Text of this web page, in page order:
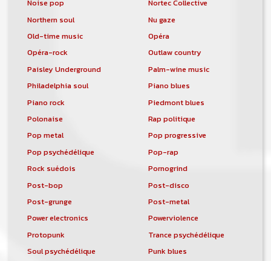
Noise pop
Nortec Collective
Northern soul
Nu gaze
Old-time music
Opéra
Opéra-rock
Outlaw country
Paisley Underground
Palm-wine music
Philadelphia soul
Piano blues
Piano rock
Piedmont blues
Polonaise
Rap politique
Pop metal
Pop progressive
Pop psychédélique
Pop-rap
Rock suédois
Pornogrind
Post-bop
Post-disco
Post-grunge
Post-metal
Power electronics
Powerviolence
Protopunk
Trance psychédélique
Soul psychédélique
Punk blues